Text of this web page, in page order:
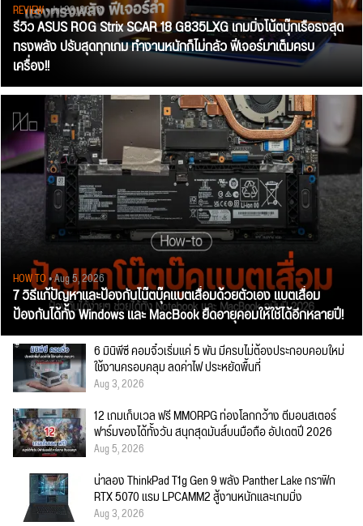
REVIEW• Jul 28, 2026
รีวิว ASUS ROG Strix SCAR 18 G835LXG เกมมิ่งโน้ตบุ๊กเรือธงสุด
ทรงพลัง ปรับสุดทุกเกม ทำงานหนักก็ไม่กลัว ฟีเจอร์มาเต็มครบ
เครื่อง!!
HOW TO• Aug 5, 2026
7 วิธีแก้ปัญหาและป้องกันโน๊ตบุ๊คแบตเสื่อมด้วยตัวเอง แบตเสื่อม
ป้องกันได้ทั้ง Windows และ MacBook ยืดอายุคอมให้ใช้ได้อีกหลายปี!
6 มินิพีซี คอมจิ๋วเริ่มแค่ 5 พัน มีครบไม่ต้องประกอบคอมใหม่
ใช้งานครอบคลุม ลดค่าไฟ ประหยัดพื้นที่
Aug 3, 2026
12 เกมเก็บเวล ฟรี MMORPG ท่องโลกกว้าง ตีมอนสเตอร์
ฟาร์มของได้ทั้งวัน สนุกสุดมันส์บนมือถือ อัปเดตปี 2026
Aug 5, 2026
น่าลอง ThinkPad T1g Gen 9 พลัง Panther Lake กราฟิก
RTX 5070 แรม LPCAMM2 สู้งานหนักและเกมมิ่ง
Aug 3, 2026